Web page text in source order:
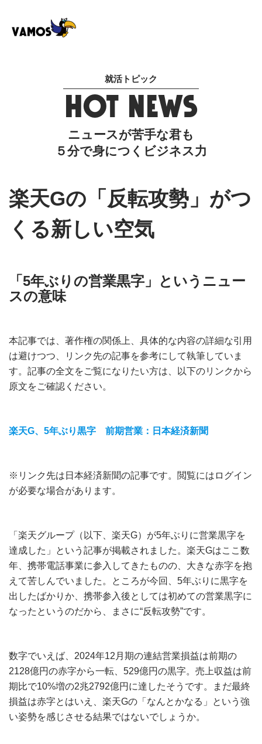
就活トピック
HOT NEWS
ニュースが苦手な君も
５分で身につくビジネス力
楽天Gの「反転攻勢」がつ
くる新しい空気
「5年ぶりの営業黒字」というニュー
スの意味
本記事では、著作権の関係上、具体的な内容の詳細な引用
は避けつつ、リンク先の記事を参考にして執筆していま
す。記事の全文をご覧になりたい方は、以下のリンクから
原文をご確認ください。
楽天G、5年ぶり黒字 前期営業：日本経済新聞
※リンク先は日本経済新聞の記事です。閲覧にはログイン
が必要な場合があります。
「楽天グループ（以下、楽天G）が5年ぶりに営業黒字を
達成した」という記事が掲載されました。楽天Gはここ数
年、携帯電話事業に参入してきたものの、大きな赤字を抱
えて苦しんでいました。ところが今回、5年ぶりに黒字を
出したばかりか、携帯参入後としては初めての営業黒字に
なったというのだから、まさに“反転攻勢”です。
数字でいえば、2024年12月期の連結営業損益は前期の
2128億円の赤字から一転、529億円の黒字。売上収益は前
期比で10%増の2兆2792億円に達したそうです。まだ最終
損益は赤字とはいえ、楽天Gの「なんとかなる」という強
い姿勢を感じさせる結果ではないでしょうか。